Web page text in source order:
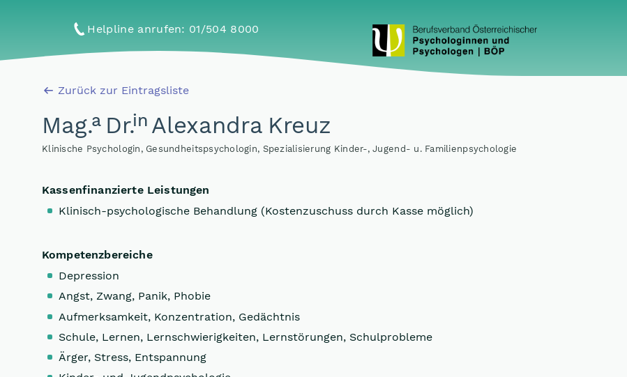
Helpline anrufen: 01/504 8000
Zurück zur Eintragsliste
Mag.aDr.inAlexandra Kreuz
Klinische Psychologin, Gesundheitspsychologin, Spezialisierung Kinder-, Jugend- u. Familienpsychologie
Kassenfinanzierte Leistungen
Klinisch-psychologische Behandlung (Kostenzuschuss durch Kasse möglich)
Kompetenzbereiche
Depression
Angst, Zwang, Panik, Phobie
Aufmerksamkeit, Konzentration, Gedächtnis
Schule, Lernen, Lernschwierigkeiten, Lernstörungen, Schulprobleme
Ärger, Stress, Entspannung